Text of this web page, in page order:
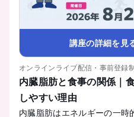
講座の詳細を見
オンラインライブ配信・事前登録
内臓脂肪と食事の関係｜
しやすい理由
内臓脂肪はエネルギーの一時